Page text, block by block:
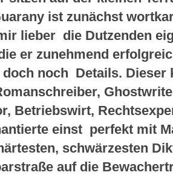
ist zunächst
lieber die Dutzenden
er zunehmend
noch Details. Dieser
Betriebswirt,
einst perfekt mit
schwärzesten
auf die